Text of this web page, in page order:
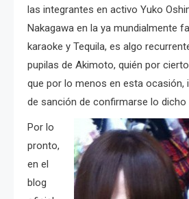
las integrantes en activo Yuko
Nakagawa en la ya mundialmente
karaoke y Tequila, es algo
pupilas de Akimoto, quién por
que por lo menos en esta ocasión,
de sanción de confirmarse lo dicho
Por lo
pronto,
en el
blog